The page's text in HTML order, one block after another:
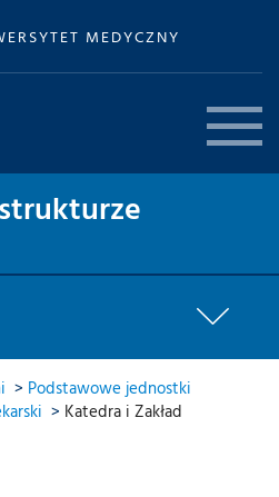
MEDYCZNY
> Podstawowe jednostki
> Katedra i Zakład